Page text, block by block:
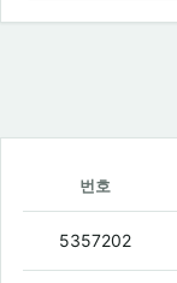
번호
5357202